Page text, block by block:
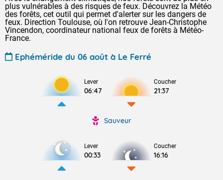
plus vulnérables à des risques de feux. Découvrez la Météo
des forêts, cet outil qui permet d'alerter sur les dangers de
feux. Direction Toulouse, où l'on retrouve Jean-Christophe
Vincendon, coordinateur national feux de forêts à Météo-
France.
Ephéméride du 06 août à Le Ferré
Lever
06:47
Coucher
21:37
Sauveur
Lever
00:33
Coucher
16:16